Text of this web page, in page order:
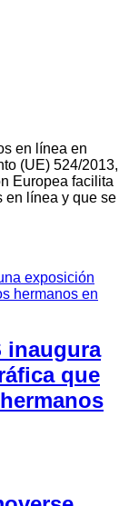
en línea en
(UE) 524/2013,
Europea facilita
en línea y que se
inaugura
que